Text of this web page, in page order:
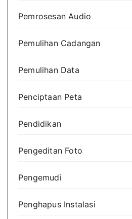
Pemrosesan Audio
Pemulihan Cadangan
Pemulihan Data
Penciptaan Peta
Pendidikan
Pengeditan Foto
Pengemudi
Penghapus Instalasi